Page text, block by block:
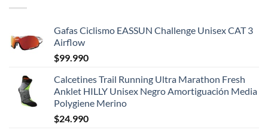
Gafas Ciclismo EASSUN Challenge Unisex CAT 3
Airflow
$99.990
Calcetines Trail Running Ultra Marathon Fresh
Anklet HILLY Unisex Negro Amortiguación Media
Polygiene Merino
$24.990